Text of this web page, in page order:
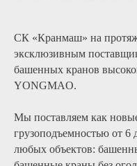
СК «Кранмаш» на
эксклюзивным
башенных кранов
YONGMAO.
Мы поставляем как
грузоподъемностью от 6
любых объектов: